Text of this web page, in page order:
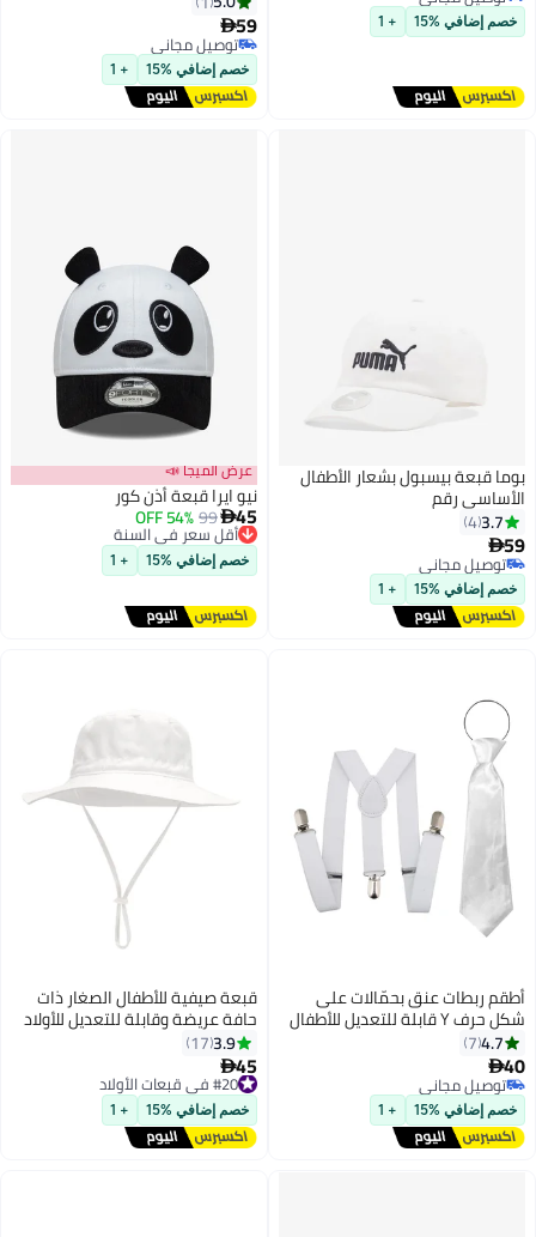
توصيل مجاني
خصم إضافي %15 + 1
2
59
توصيل مجاني
توصيل مجاني
خصم إضافي %15 + 1
6
بوما قبعة بيسبول بشعار الأطفال
الأساسي رقم
3.7
4
59
توصيل مجاني
توصيل مجاني
خصم إضافي %15 + 1
عرض الميجا 📣
نيو ايرا قبعة أذن كور
45
99
54% OFF
أقل سعر في السنة
توصيل مجاني
أقل سعر في السنة
خصم إضافي %15 + 1
2
أطقم ربطات عنق بحمّالات على
شكل حرف Y قابلة للتعديل للأطفال
والبنات
4.7
7
40
توصيل مجاني
توصيل مجاني
خصم إضافي %15 + 1
2
قبعة صيفية للأطفال الصغار ذات
حافة عريضة وقابلة للتعديل للأولاد
والبنات وقبعات شاطئية للحماية من
أشعة الشمس وقبعات شاطئية
للأطفال (أبيض)
3.9
17
45#20 في قبعات الأولاد
توصيل مجاني
#20 في قبعات الأولاد
خصم إضافي %15 + 1